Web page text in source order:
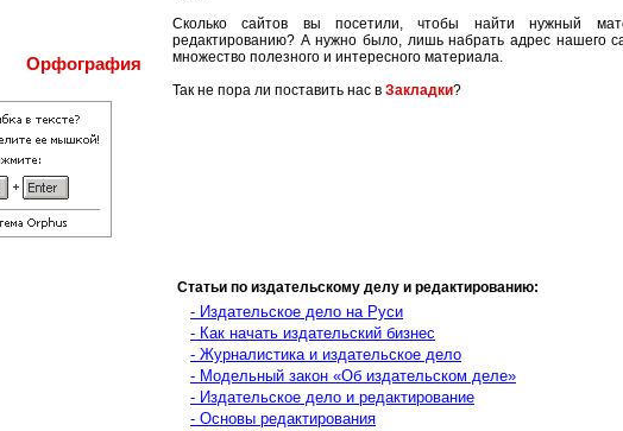
Орфография
Сколько сайтов вы посетили, чтобы найти нужный
редактированию? А нужно было, лишь набрать адрес нашего
множество полезного и интересного материала.
Так не пора ли поставить нас в Закладки?
Статьи по издательскому делу и редактированию:
- Издательское дело на Руси
- Как начать издательский бизнес
- Журналистика и издательское дело
- Модельный закон «Об издательском деле»
- Издательское дело и редактирование
- Основы редактирования